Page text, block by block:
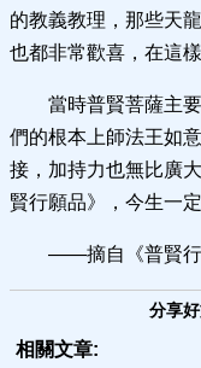
的教義教理，那些天
也都非常歡喜，在這
當時普賢菩薩主
們的根本上師法王如
接，加持力也無比廣
賢行願品》，今生一
——摘自《普賢行
分享
相關文章: